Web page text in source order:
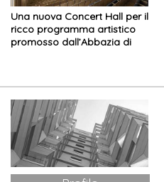
Una nuova Concert Hall per il
ricco programma artistico
promosso dall’Abbazia di